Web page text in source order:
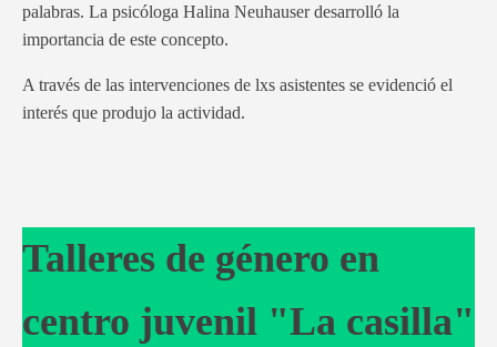
palabras. La psicóloga Halina Neuhauser desarrolló la
importancia de este concepto.
A través de las intervenciones de lxs asistentes se evidenció el
interés que produjo la actividad.
Talleres de género en
centro juvenil "La casilla"